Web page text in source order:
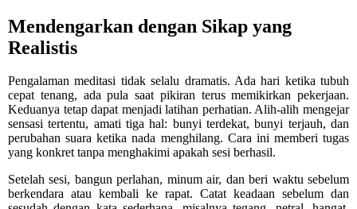
Mendengarkan dengan Sikap yang
Realistis
Pengalaman meditasi tidak selalu dramatis. Ada hari ketika tubuh
cepat tenang, ada pula saat pikiran terus memikirkan pekerjaan.
Keduanya tetap dapat menjadi latihan perhatian. Alih-alih mengejar
sensasi tertentu, amati tiga hal: bunyi terdekat, bunyi terjauh, dan
perubahan suara ketika nada menghilang. Cara ini memberi tugas
yang konkret tanpa menghakimi apakah sesi berhasil.
Setelah sesi, bangun perlahan, minum air, dan beri waktu sebelum
berkendara atau kembali ke rapat. Catat keadaan sebelum dan